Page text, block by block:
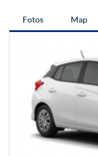
Fotos Map